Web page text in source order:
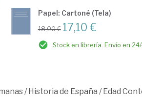
Papel: Cartoné (Tela)
18,00 € 17,10 €
Stock en librería. Envío en
/Historia de España /Edad